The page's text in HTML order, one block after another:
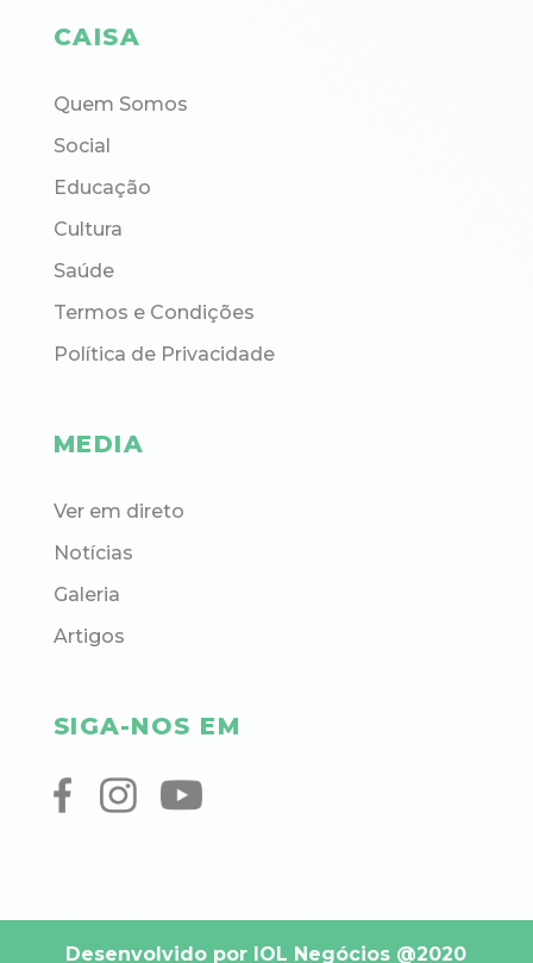
CAISA
Quem Somos
Social
Educação
Cultura
Saúde
Termos e Condições
Política de Privacidade
MEDIA
Ver em direto
Notícias
Galeria
Artigos
SIGA-NOS EM
Desenvolvido por IOL Negócios @2020